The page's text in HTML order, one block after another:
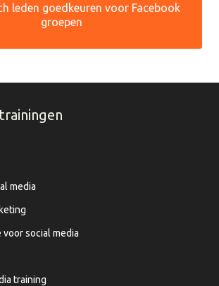
leden goedkeuren voor Facebook
groepen
media
social media
training